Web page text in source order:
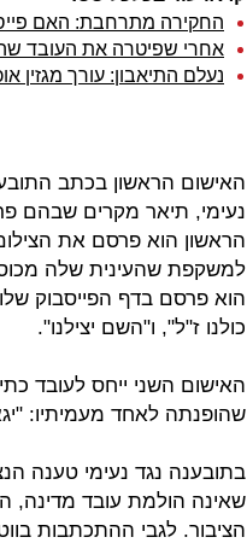
החקירה מתרחבת: האם
אחרי שפיטרה את העובד
נעלם התיאבון: עורך מגזין
האישום הראשון בכתב
נעימי, תיאר מקרים שבהם
הראשון הוא פרסם את
למשקפת שהעינית שלה
הוא פרסם בדף הפייסבוק
כולנו ז"ל", ו"השם יצילנו".
האישום השני ייחס לעובד
שהופנתה לאחד מעמיתיו:
בתובענה נגד נעימי טענה
שאינה הולמת עובד מדינה,
הציבור. לגבי ההתכתבות